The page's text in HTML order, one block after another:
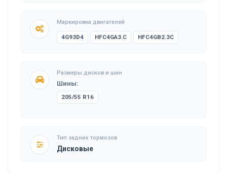
Маркировка двигателей
4G93D4 HFC4GA3.C HFC4GB2.3C
Размеры дисков и шин
Шины:
205/55 R16
Тип задних тормозов
Дисковые